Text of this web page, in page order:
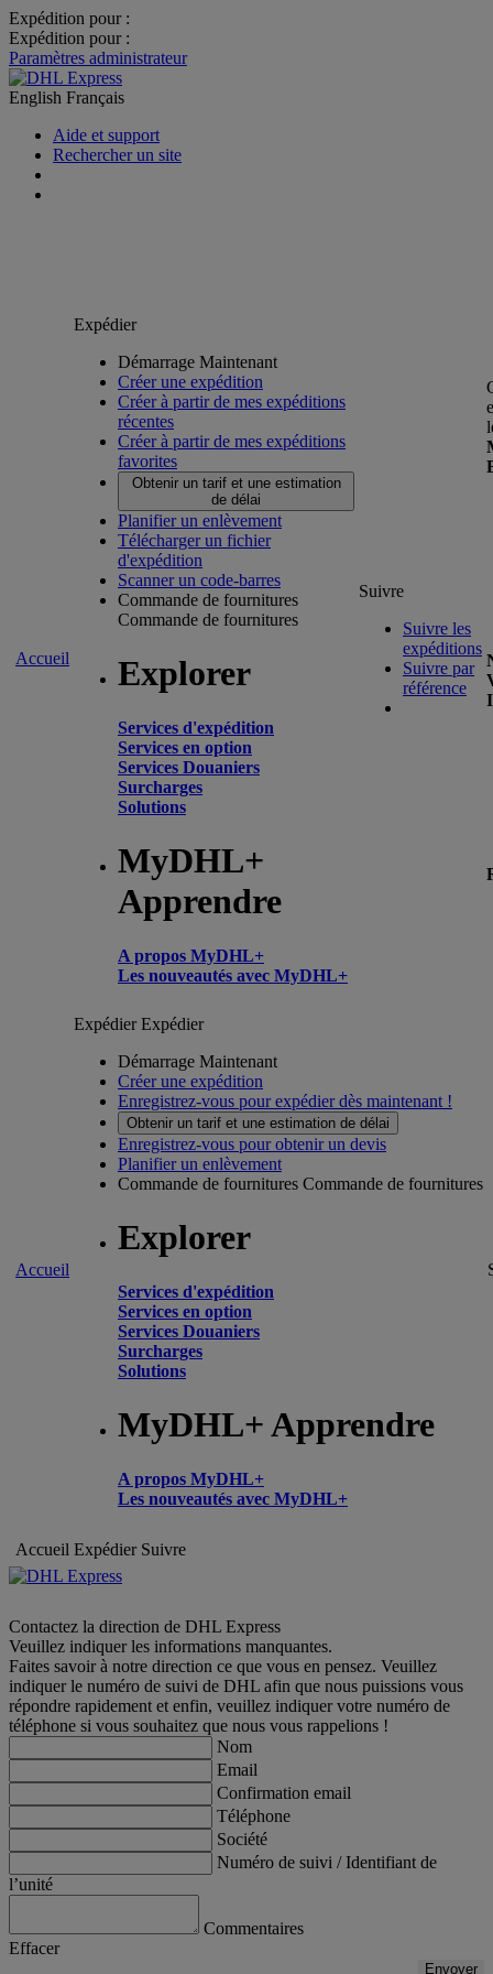
Expédition pour :
Expédition pour :
Paramètres administrateur
English Français
Aide et support
Rechercher un site
Accueil
Expédier
Démarrage Maintenant
Créer une expédition
Créer à partir de mes expéditions
récentes
Créer à partir de mes expéditions
favorites
Obtenir un tarif et une estimation
de délai
Planifier un enlèvement
Télécharger un fichier
d'expédition
Scanner un code-barres
Commande de fournitures
Commande de fournitures
Explorer
Services d'expédition
Services en option
Services Douaniers
Surcharges
Solutions
MyDHL+
Apprendre
A propos MyDHL+
Les nouveautés avec MyDHL+
Suivre
Suivre les
expéditions
Suivre par
référence
Accueil
ExpédierExpédier
Démarrage Maintenant
Créer une expédition
Enregistrez-vous pour expédier dès maintenant !
Obtenir un tarif et une estimation de délai
Enregistrez-vous pour obtenir un devis
Planifier un enlèvement
Commande de fournitures Commande de fournitures
Explorer
Services d'expédition
Services en option
Services Douaniers
Surcharges
Solutions
MyDHL+ Apprendre
A propos MyDHL+
Les nouveautés avec MyDHL+
Accueil Expédier Suivre
Contactez la direction de DHL Express
Veuillez indiquer les informations manquantes.
Faites savoir à notre direction ce que vous en pensez. Veuillez
indiquer le numéro de suivi de DHL afin que nous puissions vous
répondre rapidement et enfin, veuillez indiquer votre numéro de
téléphone si vous souhaitez que nous vous rappelions !
Nom
Email
Confirmation email
Téléphone
Société
Numéro de suivi / Identifiant de
l’unité
Commentaires
Effacer
Envoyer